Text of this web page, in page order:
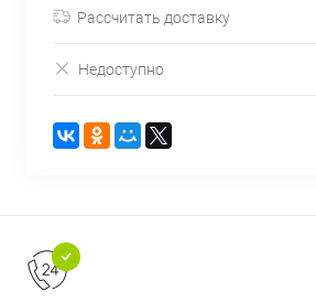
Рассчитать доставку
Недоступно